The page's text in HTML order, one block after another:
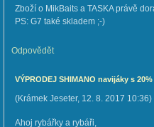
Zboží o MikBaits a TASKA právě
PS: G7 také skladem ;-)
Odpovědět
VÝPRODEJ SHIMANO navijáky s
(Krámek Jeseter, 12. 8. 2017 10:36)
Ahoj rybářky a rybáři,